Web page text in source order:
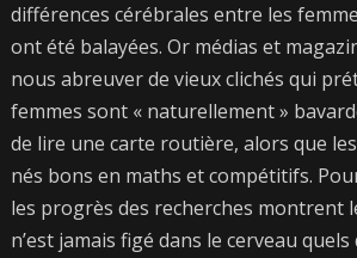
différences cérébrales entre les
ont été balayées. Or médias et
nous abreuver de vieux clichés qui
femmes sont « naturellement »
de lire une carte routière, alors que
nés bons en maths et compétitifs.
les progrès des recherches montrent
n’est jamais figé dans le cerveau